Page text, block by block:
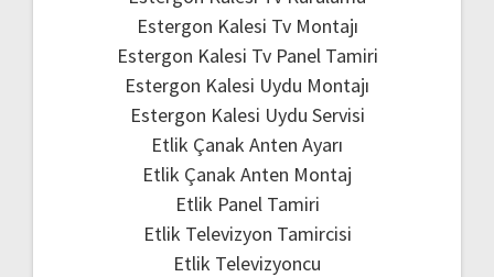
Estergon Kalesi Tv Montajı
Estergon Kalesi Tv Panel Tamiri
Estergon Kalesi Uydu Montajı
Estergon Kalesi Uydu Servisi
Etlik Çanak Anten Ayarı
Etlik Çanak Anten Montaj
Etlik Panel Tamiri
Etlik Televizyon Tamircisi
Etlik Televizyoncu